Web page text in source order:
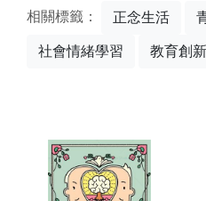
相關標籤： 正念生活
社會情緒學習 教育創新